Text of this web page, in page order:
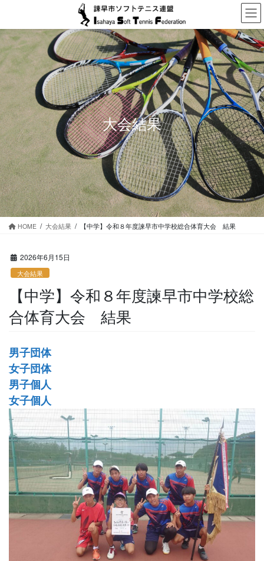
テ
ツ
に
動
ゲ
シ
ョ
に
動
大会結果
HOME 大会結果 【中学】令和８年度諫早市中学校総合体育大会 結果
2026年6月15日
大会結果
【中学】令和８年度諫早市中学校総
合体育大会 結果
男子団体
女子団体
男子個人
女子個人